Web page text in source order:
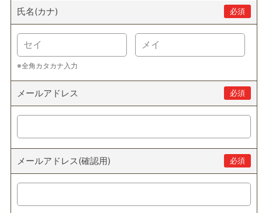
氏名(カナ) 必須
※全角カタカナ入力
メールアドレス 必須
メールアドレス(確認用) 必須